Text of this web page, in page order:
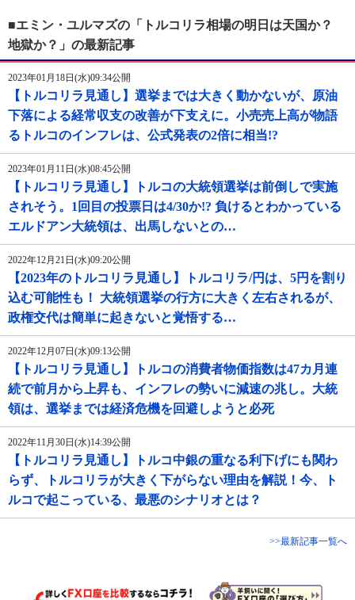
■エミン・ユルマズの「トルコリラ相場の明日は天国か？
地獄か？」の最新記事
2023年01月18日(水)09:34公開
【トルコリラ見通し】選挙までは大きく動かないが、原油
下落による経常収支の改善が下支えに。小売売上高が物語
るトルコのインフレは、公式発表の2倍に相当!?
2023年01月11日(水)08:45公開
【トルコリラ見通し】トルコの大統領選挙は前倒しで実施
されそう。1回目の投票日は4/30か!? 負けるとわかっている
エルドアン大統領は、出馬しないとの…
2022年12月21日(水)09:20公開
【2023年のトルコリラ見通し】トルコリラ/円は、5円を割り
込む可能性も！ 大統領選挙の行方に大きく左右されるが、
政権交代は簡単に起きないと覚悟する…
2022年12月07日(水)09:13公開
【トルコリラ見通し】トルコの消費者物価指数は47カ月連
続で前月から上昇も、インフレの勢いに減速の兆し。大統
領は、選挙までは経済危機を回避しようと必死
2022年11月30日(水)14:39公開
【トルコリラ見通し】トルコ中銀の重なる利下げにも関わ
らず、トルコリラが大きく下がらない理由を解説！今、ト
ルコで起こっている、最悪のシナリオとは？
>>最新記事一覧へ